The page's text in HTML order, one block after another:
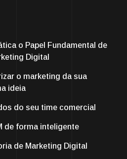
o Papel Fundamental de
Digital
o marketing da sua
ideia
do seu time comercial
de forma inteligente
de Marketing Digital